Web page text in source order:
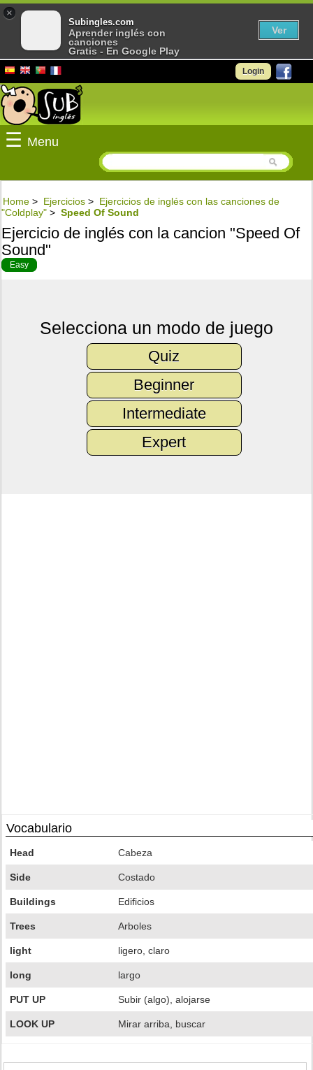
Login
☰ Menu
Home > Ejercicios > Ejercicios de inglés con las canciones de
"Coldplay" > Speed Of Sound
Ejercicio de inglés con la cancion "Speed Of
Sound"
Easy
Selecciona un modo de juego
Quiz
Beginner
Intermediate
Expert
Vocabulario
Head Cabeza
Side Costado
Buildings Edificios
Trees Arboles
light ligero, claro
long largo
PUT UP Subir (algo), alojarse
LOOK UP Mirar arriba, buscar
×
Subingles.com
Aprender inglés con
canciones
Gratis - En Google Play
Ver